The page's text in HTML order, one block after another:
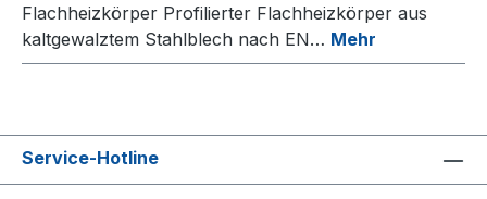
Flachheizkörper Profilierter Flachheizkörper aus
kaltgewalztem Stahlblech nach EN… Mehr
Service-Hotline